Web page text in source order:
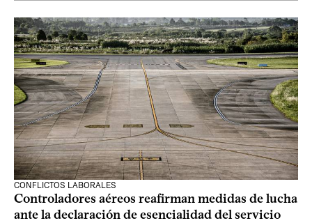
CONFLICTOS LABORALES
Controladores aéreos reafirman medidas de lucha
ante la declaración de esencialidad del servicio